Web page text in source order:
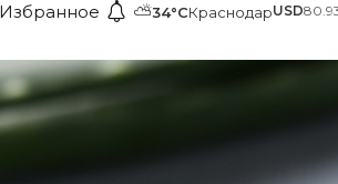
Избранное ⛅34°CКраснодарUSD